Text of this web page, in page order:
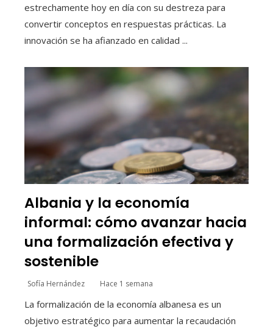
estrechamente hoy en día con su destreza para
convertir conceptos en respuestas prácticas. La
innovación se ha afianzado en calidad ...
Albania y la economía
informal: cómo avanzar hacia
una formalización efectiva y
sostenible
Sofía Hernández Hace 1 semana
La formalización de la economía albanesa es un
objetivo estratégico para aumentar la recaudación